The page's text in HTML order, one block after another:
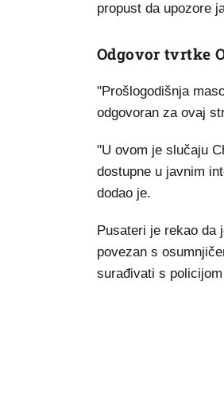
propust da upozore
Odgovor tvrtke
"Prošlogodišnja
odgovoran za ovaj
"U ovom je slučaju
dostupne u javnim
dodao je.
Pusateri je rekao da
povezan s
surađivati s